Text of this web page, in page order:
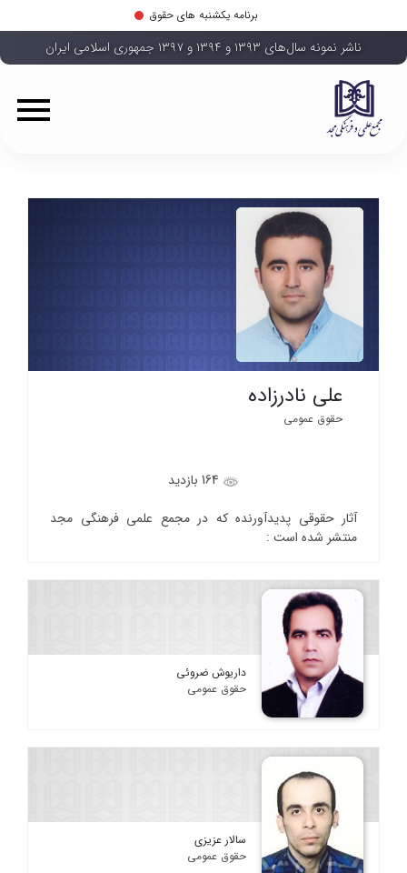
برنامه یکشنبه های حقوق
ناشر نمونه سال‌های ۱۳۹۳ و ۱۳۹۴ و ۱۳۹۷ جمهوری اسلامی ایران
علی نادرزاده
حقوق عمومی
آثار حقوقی پدیدآورنده که در مجمع علمی فرهنگی مجد
منتشر شده است :
داریوش ضروئی
حقوق عمومی
سالار عزیزی
حقوق عمومی